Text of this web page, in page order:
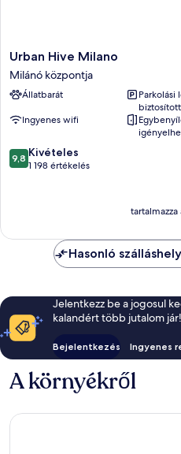
Urban
Hive
Milano
Milánó
Urban Hive Milano
Milánó központja
Állatbarát
Parkolási
biztosított
Ingyenes wifi
9.8
ennyiből:
9,8 Kivételes
1 198 értékelés
Hasonló
Jelentkezz be a jogosul
kalandért több jutalom jár!
Bejelentkezés Ingyenes
A környékről